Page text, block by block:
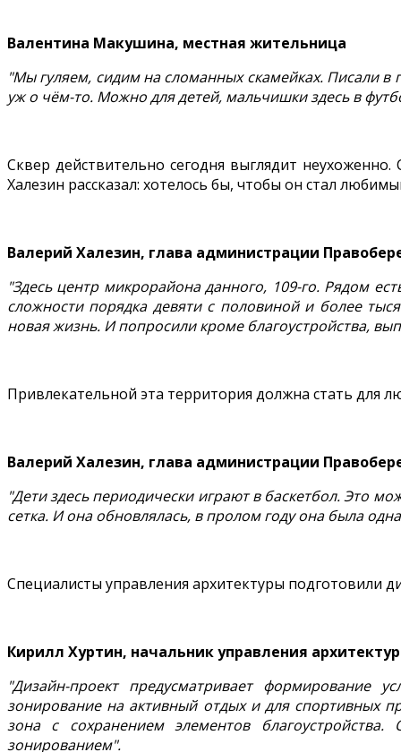
Валентина Макушина, местная жительница
"Мы гуляем, сидим на сломанных скамейках. Писали
уж о чём-то. Можно для детей, мальчишки здесь в
Сквер действительно сегодня выглядит
Халезин рассказал: хотелось бы, чтобы он стал
Валерий Халезин, глава администрации
"Здесь центр микрорайона данного, 109-го. Рядом
сложности порядка девяти с половиной и более
новая жизнь. И попросили кроме благоустройства,
Привлекательной эта территория должна стать для
Валерий Халезин, глава администрации
"Дети здесь периодически играют в баскетбол. Это
сетка. И она обновлялась, в пролом году она была
Специалисты управления архитектуры подготовили
Кирилл Хуртин, начальник управления
"Дизайн-проект предусматривает формирование
зонирование на активный отдых и для спортивных
зона с сохранением элементов
зонированием".